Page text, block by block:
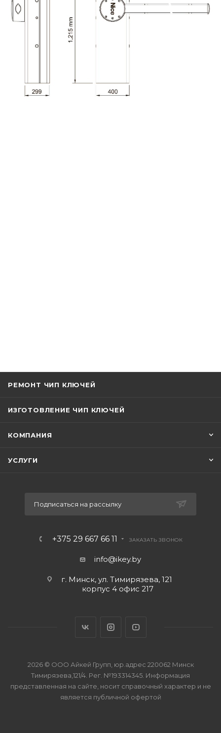
РЕМОНТ ЧИП КЛЮЧЕЙ
ИЗГОТОВЛЕНИЕ ЧИП КЛЮЧЕЙ
КОМПАНИЯ
УСЛУГИ
Подписаться на рассылку
+375 29 667 66 11 ЗАКАЗАТЬ ЗВОНОК
info@ikey.by
г. Минск, ул. Тимирязева, 121
корпус 4 офис 217
2026 © ООО Айкей Групп, юр.адрес 220062 Минск
Тимирязева,121/4. Рег. №193314345. Информация
представленная на сайте, носит справочный характер и не
является публичной офертой